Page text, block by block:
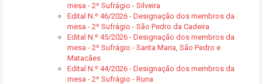
mesa - 2º Sufrágio - Silveira
Edital N.º 46/2026 - Designação dos membros da
mesa - 2º Sufrágio - São Pedro da Cadeira
Edital N.º 45/2026 - Designação dos membros da
mesa - 2º Sufrágio - Santa Maria, São Pedro e
Matacães
Edital N.º 44/2026 - Designação dos membros da
mesa - 2º Sufrágio - Runa